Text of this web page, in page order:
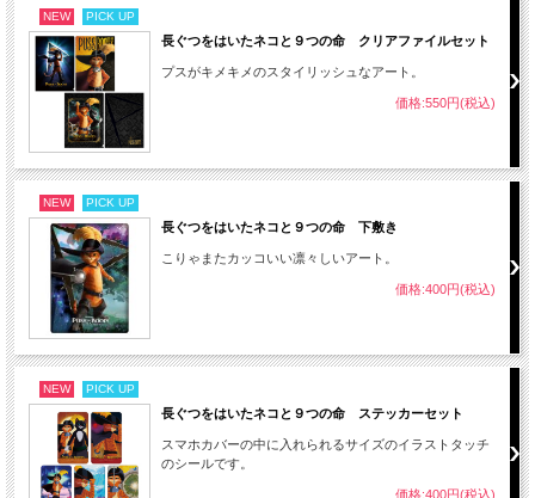
NEW PICK UP
長ぐつをはいたネコと９つの命 クリアファイルセット
プスがキメキメのスタイリッシュなアート。
価格:550円(税込)
NEW PICK UP
長ぐつをはいたネコと９つの命 下敷き
こりゃまたカッコいい凛々しいアート。
価格:400円(税込)
NEW PICK UP
長ぐつをはいたネコと９つの命 ステッカーセット
スマホカバーの中に入れられるサイズのイラストタッチ
のシールです。
価格:400円(税込)